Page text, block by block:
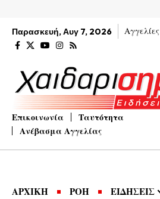
Παρασκευή, Αυγ 7, 2026 Αγγελίες
Επικοινωνία
Ταυτότητα
Ανέβασμα Αγγελίας
ΑΡΧΙΚΗ ΡΟΗ ΕΙΔΗΣΕΙΣ